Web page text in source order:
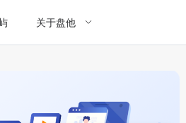
关于盘他